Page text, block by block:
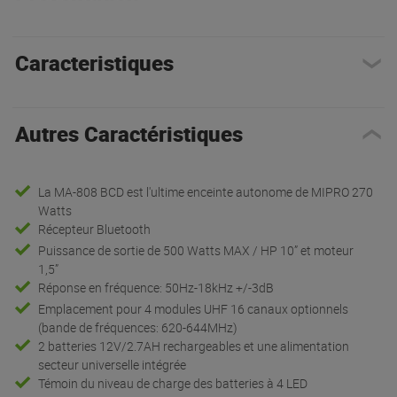
Caracteristiques
Autres Caractéristiques
La MA-808 BCD est l'ultime enceinte autonome de MIPRO 270
Watts
Récepteur Bluetooth
Puissance de sortie de 500 Watts MAX / HP 10” et moteur
1,5”
Réponse en fréquence: 50Hz-18kHz +/-3dB
Emplacement pour 4 modules UHF 16 canaux optionnels
(bande de fréquences: 620-644MHz)
2 batteries 12V/2.7AH rechargeables et une alimentation
secteur universelle intégrée
Témoin du niveau de charge des batteries à 4 LED